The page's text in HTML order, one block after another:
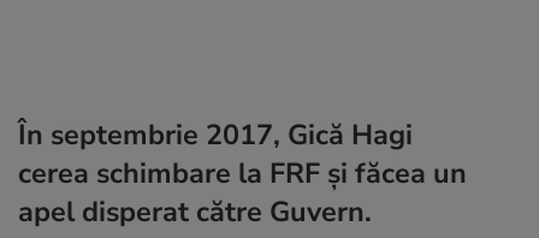
În septembrie 2017, Gică Hagi
cerea schimbare la FRF și făcea un
apel disperat către Guvern.